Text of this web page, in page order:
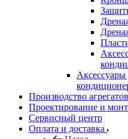
Производство агрегатов
Проектирование и
Сервисный центр
Оплата и доставка